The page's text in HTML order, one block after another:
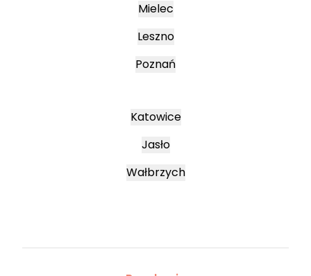
Mielec
Leszno
Poznań
Katowice
Jasło
Wałbrzych